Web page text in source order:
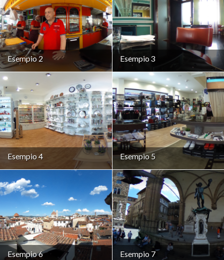
Esempio 2
Esempio 4
Esempio 6
Esempio 3
Esempio 5
Esempio 7